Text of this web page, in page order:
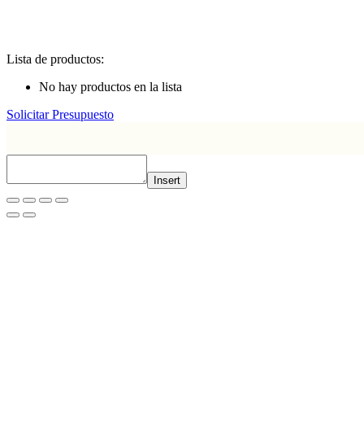
Lista de productos:
No hay productos en la lista
Solicitar Presupuesto
Insert